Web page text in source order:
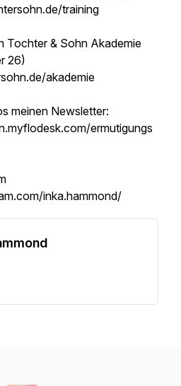
training
Tochter & Sohn Akademie
26)
akademie
meinen Newsletter:
ermutigungs
inka.hammond/